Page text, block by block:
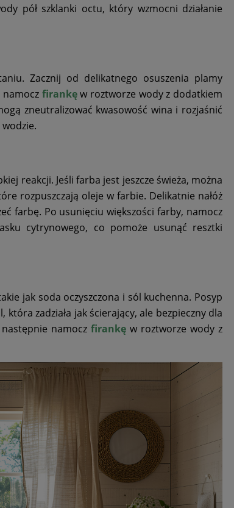
pół szklanki octu, który wzmocni działanie
Zacznij od delikatnego osuszenia plamy
namocz firankę w roztworze wody z dodatkiem
zneutralizować kwasowość wina i rozjaśnić
reakcji. Jeśli farba jest jeszcze świeża, można
rozpuszczają oleje w farbie. Delikatnie nałóż
farbę. Po usunięciu większości farby, namocz
cytrynowego, co pomoże usunąć resztki
jak soda oczyszczona i sól kuchenna. Posyp
zadziała jak ścierający, ale bezpieczny dla
namocz firankę w roztworze wody z